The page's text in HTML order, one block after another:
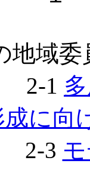
地域
2-1
に向
2-3